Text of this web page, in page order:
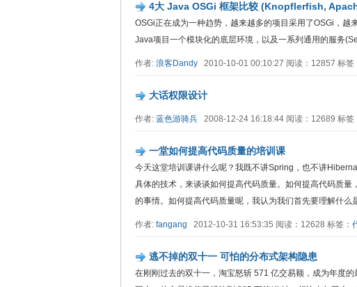
4大 Java OSGi 框架比较 (Knopflerfish,
OSGi正在成为一种趋势，越来越多的项目采用了OSGi，
Java项目一个模块化的底层环境，以及一系列通用的服务
作者: 浪客Dandy 2010-10-01 00:10:27 阅读：12857 标签
大话权限设计
作者: 蓝色游骑兵 2008-12-24 16:18:44 阅读：12689 标签
一堂如何提高代码质量的培训课
今天这堂培训课讲什么呢？我既不讲Spring，也不讲
具体的技术，来谈谈如何提高代码质量。如何提高代码质
的事情。如何提高代码质量呢，我认为我们首先要理解什么
作者: fangang 2012-10-31 16:53:35 阅读：12628 标签：
逃不掉的双十一 可怕的分布式架构隐患
在刚刚过去的双十一，淘宝怒斩 571 亿交易额，成为年度